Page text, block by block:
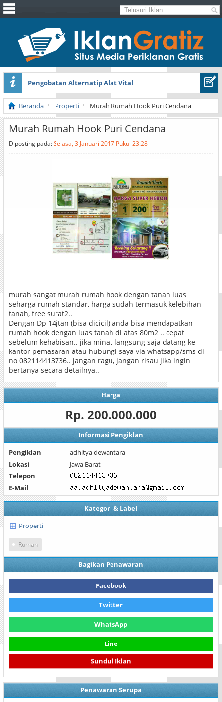
Pengobatan Alternatip Alat Vital
Pita Cantik Pesona
Beranda Properti Murah Rumah Hook Puri Cendana
Murah Rumah Hook Puri Cendana
Diposting pada:Selasa, 3 Januari 2017 Pukul 23:28
murah sangat murah rumah hook dengan tanah luas
seharga rumah standar, harga sudah termasuk kelebihan
tanah, free surat2..
Dengan Dp 14jtan (bisa dicicil) anda bisa mendapatkan
rumah hook dengan luas tanah di atas 80m2 .. cepat
sebelum kehabisan.. jika minat langsung saja datang ke
kantor pemasaran atau hubungi saya via whatsapp/sms di
no 082114413736.. jangan ragu, jangan risau jika ingin
bertanya secara detailnya..
Harga
Rp. 200.000.000
Informasi Pengiklan
Pengiklan
adhitya dewantara
Lokasi
Jawa Barat
Telepon
E-Mail
Kategori & Label
Properti
Rumah
Bagikan Penawaran
Facebook
Twitter
WhatsApp
Line
Sundul Iklan
Penawaran Serupa